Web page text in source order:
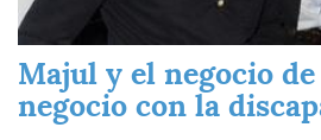
Majul y el negocio
negocio con la